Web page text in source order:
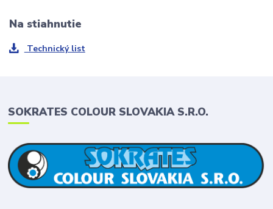
Na stiahnutie
Technický list
SOKRATES COLOUR SLOVAKIA S.R.O.